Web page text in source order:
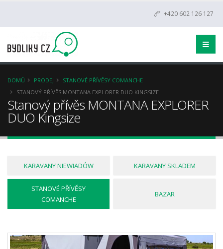
+420 602 126 127
DOMŮ PRODEJ
STANOVÉ PŘÍVĚSY COMANCHE
STANOVÝ PŘÍVĚS MONTANA EXPLORER DUO KINGSIZE
Stanový přívěs MONTANA EXPLORER
DUO Kingsize
KARAVANY NIEWIADÓW KARAVANY SKLADEM
STANOVÉ PŘÍVĚSY
COMANCHE
BAZAR